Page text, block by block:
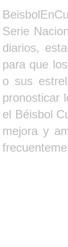
Serie
diarios,
para que
o sus
pronosticar
el Béisbol
mejora y